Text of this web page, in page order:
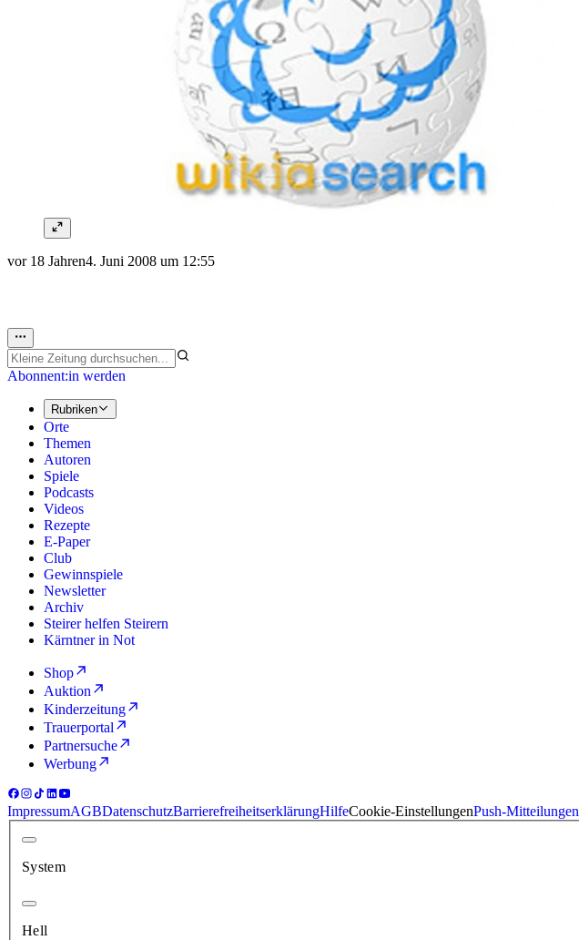
vor 18 Jahren4. Juni 2008 um 12:55
Abonnent:in werden
Rubriken
Orte
Themen
Autoren
Spiele
Podcasts
Videos
Rezepte
E-Paper
Club
Gewinnspiele
Newsletter
Archiv
Steirer helfen Steirern
Kärntner in Not
Shop
Auktion
Kinderzeitung
Trauerportal
Partnersuche
Werbung
ImpressumAGBDatenschutzBarrierefreiheitserklärungHilfeCookie-EinstellungenPush-Mitteilungen
System
Hell